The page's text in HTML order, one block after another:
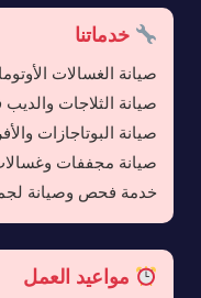
خدماتنا
صيانة الغسالات
صيانة الثلاجات والديب
صيانة البوتاجازات
صيانة مجففات
خدمة فحص وصيانة
مواعيد العمل